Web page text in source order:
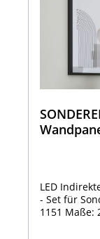
LED
- Set für
1151 Maße: 2 x H 20 / 1 x B 140 cm = 1